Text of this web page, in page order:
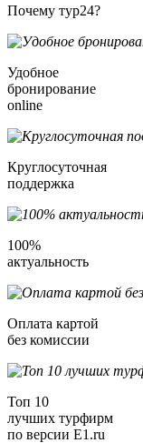
Почему тур24?
Удобное
бронирование
online
Круглосуточная
поддержка
100%
актуальность
Оплата картой
без комиссии
Топ 10
лучших турфирм
по версии E1.ru